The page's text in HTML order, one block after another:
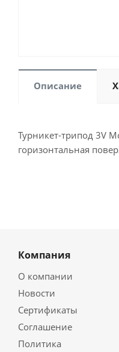
Описание
Турникет-трипод 3V
горизонтальная
Компания
О компании
Новости
Сертификаты
Соглашение
Политика